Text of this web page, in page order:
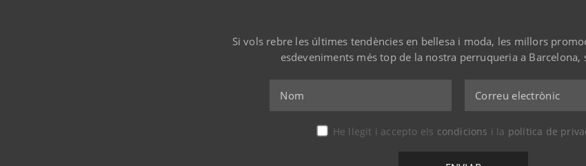
Si vols rebre les últimes tendències en bellesa i moda, les millors
esdeveniments més top de la nostra perruqueria a Barcelona,
He llegit i accepto els condicions i la política de